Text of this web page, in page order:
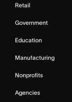
Retail
Government
Education
Manufacturing
Nonprofits
Agencies